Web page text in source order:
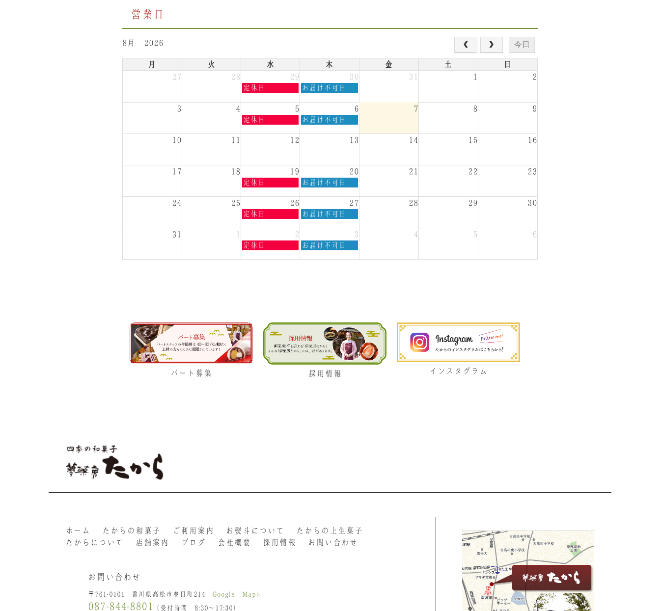
営業日
8月 2026 今日
月 火 水 木 金 土
日
27
28 29 30 31 1 2
水
日,
7
月
定休日
木
日,
7
月
お届け不可日
3 4 5 6 7 8 9
水
5th
定休日
木
6th
お届け不可日
10 11 12 13 14 15 16
17 18 19 20 21 22 23
水
8
月
19th
定休日
木
8
月
20th
お届け不可日
24 25 26 27 28 29 30
水
8
月
26th
定休日
木
8
月
27th
お届け不可日
31 1 2 3 4 5 6
水
定休日
木
お届け不可日
パート募集 採用情報 インスタグラム
ホーム たからの和菓子 ご利用案内 お熨斗について
たからの上生菓子
たからについて
店舗案内 ブログ 会社概要 採用情報 お問い合わせ
お問い合わせ
〒761-0101 香川県高松市春日町214 Google Map>
087-844-8801 （受付時間 8:30〜17:30）